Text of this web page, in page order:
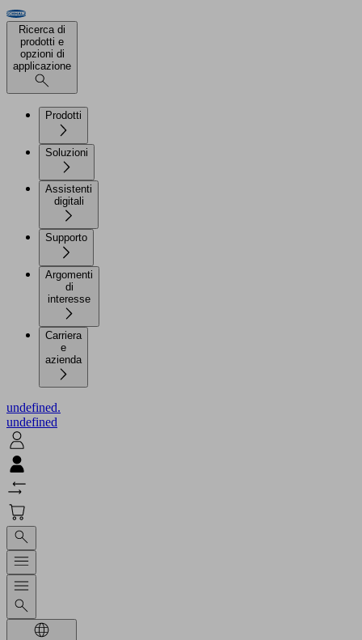
Ricerca di
prodotti e
opzioni di
applicazione
Prodotti
Soluzioni
Assistenti
Supporto
Argomenti
di
Carriera
e
azienda
undefined.
undefined